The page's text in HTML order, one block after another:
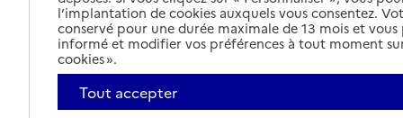
l’implantation de cookies auxquels vous consentez.
conservé pour une durée maximale de 13 mois et
informé et modifier vos préférences à tout moment
cookies ».
Tout accepter